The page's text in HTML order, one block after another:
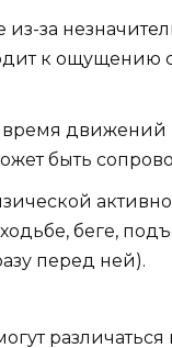
из-за
к ощущению
движений
быть
беге,
перед ней).